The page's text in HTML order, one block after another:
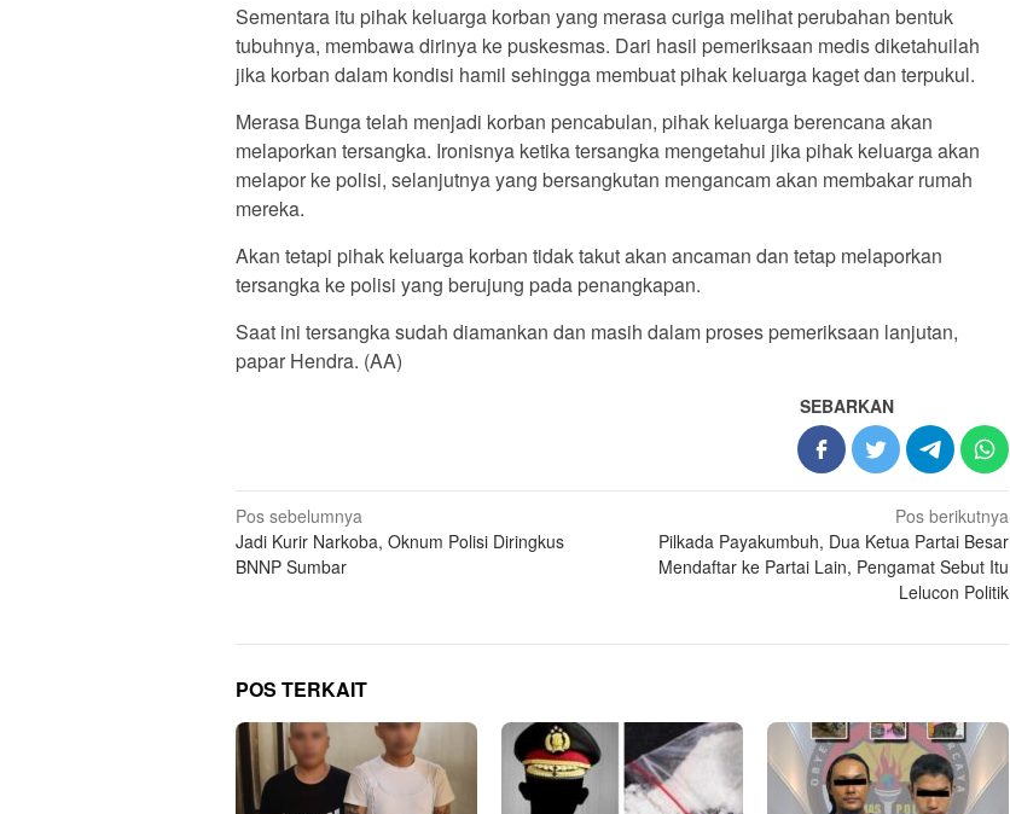
Sementara itu pihak keluarga korban yang merasa curiga melihat perubahan bentuk
tubuhnya, membawa dirinya ke puskesmas. Dari hasil pemeriksaan medis diketahuilah
jika korban dalam kondisi hamil sehingga membuat pihak keluarga kaget dan terpukul.
Merasa Bunga telah menjadi korban pencabulan, pihak keluarga berencana akan
melaporkan tersangka. Ironisnya ketika tersangka mengetahui jika pihak keluarga akan
melapor ke polisi, selanjutnya yang bersangkutan mengancam akan membakar rumah
mereka.
Akan tetapi pihak keluarga korban tidak takut akan ancaman dan tetap melaporkan
tersangka ke polisi yang berujung pada penangkapan.
Saat ini tersangka sudah diamankan dan masih dalam proses pemeriksaan lanjutan,
papar Hendra. (AA)
SEBARKAN
Navigasi
pos
Pos sebelumnya
Jadi Kurir Narkoba, Oknum Polisi Diringkus
BNNP Sumbar
Pos berikutnya
Pilkada Payakumbuh, Dua Ketua Partai Besar
Mendaftar ke Partai Lain, Pengamat Sebut Itu
Lelucon Politik
POS TERKAIT